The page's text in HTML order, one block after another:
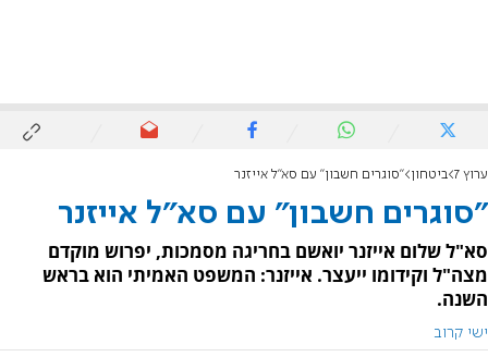
ערוץ 7 ביטחון "סוגרים חשבון" עם סא"ל אייזנר
"סוגרים חשבון" עם סא"ל אייזנר
סא"ל שלום אייזנר יואשם בחריגה מסמכות, יפרוש מוקדם
מצה"ל וקידומו ייעצר. אייזנר: המשפט האמיתי הוא בראש
השנה.
ישי קרוב